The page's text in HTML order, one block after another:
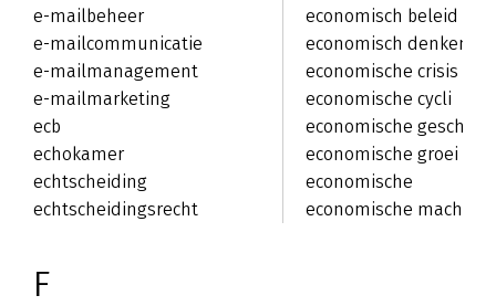
e-mailbeheer
e-mailcommunicatie
e-mailmanagement
e-mailmarketing
ecb
echokamer
echtscheiding
echtscheidingsrecht
economisch beleid
economisch denken
economische crisis
economische cycli
economische
economische groei
economische
hervormingen
economische macht
F